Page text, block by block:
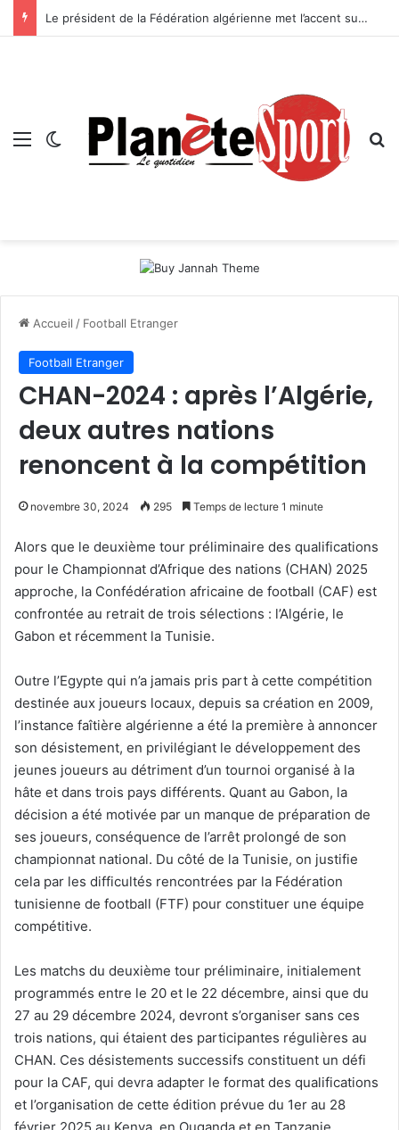
Le président de la Fédération algérienne met l’accent sur le projet de sa structure — Boussebt : « Il n’y aura pas d’avenir pour le handball algérien sans une véritable politique de formation »
Menu Switch skin
Accueil / Football Etranger
Football Etranger
CHAN-2024 : après l’Algérie,
deux autres nations
renoncent à la compétition
novembre 30, 2024 295 Temps de lecture 1 minute
Alors que le deuxième tour préliminaire des qualifications
pour le Championnat d’Afrique des nations (CHAN) 2025
approche, la Confédération africaine de football (CAF) est
confrontée au retrait de trois sélections : l’Algérie, le
Gabon et récemment la Tunisie.
Outre l’Egypte qui n’a jamais pris part à cette compétition
destinée aux joueurs locaux, depuis sa création en 2009,
l’instance faîtière algérienne a été la première à annoncer
son désistement, en privilégiant le développement des
jeunes joueurs au détriment d’un tournoi organisé à la
hâte et dans trois pays différents. Quant au Gabon, la
décision a été motivée par un manque de préparation de
ses joueurs, conséquence de l’arrêt prolongé de son
championnat national. Du côté de la Tunisie, on justifie
cela par les difficultés rencontrées par la Fédération
tunisienne de football (FTF) pour constituer une équipe
compétitive.
Les matchs du deuxième tour préliminaire, initialement
programmés entre le 20 et le 22 décembre, ainsi que du
27 au 29 décembre 2024, devront s’organiser sans ces
trois nations, qui étaient des participantes régulières au
CHAN. Ces désistements successifs constituent un défi
pour la CAF, qui devra adapter le format des qualifications
et l’organisation de cette édition prévue du 1er au 28